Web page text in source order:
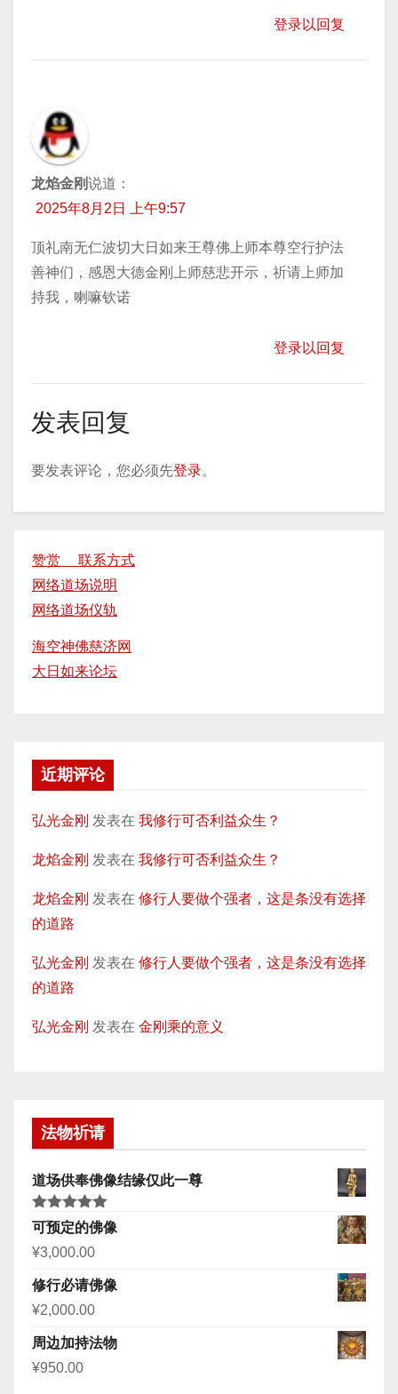
登录以回复
龙焰金刚说道：
2025年8月2日 上午9:57
顶礼南无仁波切大日如来王尊佛上师本尊空行护法
善神们，感恩大德金刚上师慈悲开示，祈请上师加
持我，喇嘛钦诺
登录以回复
发表回复
要发表评论，您必须先登录。
赞赏 联系方式
网络道场说明
网络道场仪轨
海空神佛慈济网
大日如来论坛
近期评论
弘光金刚 发表在 我修行可否利益众生？
龙焰金刚 发表在 我修行可否利益众生？
龙焰金刚 发表在 修行人要做个强者，这是条没有选择
的道路
弘光金刚 发表在 修行人要做个强者，这是条没有选择
的道路
弘光金刚 发表在 金刚乘的意义
法物祈请
道场供奉佛像结缘仅此一尊
评分5.00
&sol; 5
可预定的佛像
¥3,000.00
修行必请佛像
¥2,000.00
周边加持法物
¥950.00